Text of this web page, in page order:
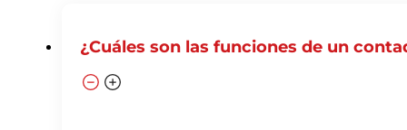
¿Cuáles son las funciones de un